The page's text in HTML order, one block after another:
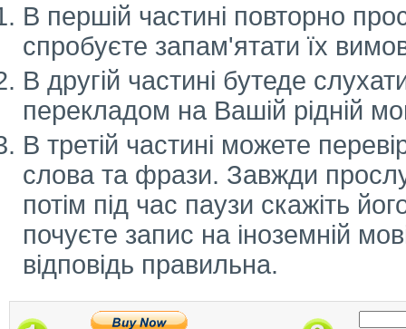
В першій частині повторно
спробуєте запам'ятати їх
В другій частині бутеде
перекладом на Вашій рідній
В третій частині можете
слова та фрази. Завжди
потім під час паузи скажіть
почуєте запис на іноземній
відповідь правильна.